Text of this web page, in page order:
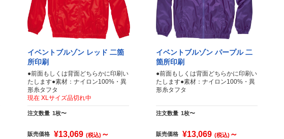
イベントブルゾン レッド 二箇
所印刷
●前面もしくは背面どちらかに印刷い
たします●素材：ナイロン100%・異
形糸タフタ
現在 XLサイズ品切れ中
注文数量 1枚〜
販売価格 ¥13,069 (税込) ～
イベントブルゾン パープル 二
箇所印刷
●前面もしくは背面どちらかに印刷い
たします●素材：ナイロン100%・異
形糸タフタ
注文数量 1枚〜
販売価格 ¥13,069 (税込) ～